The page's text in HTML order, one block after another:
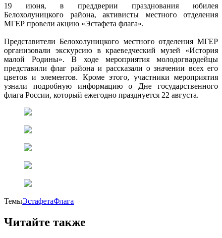
19 июня, в преддверии празднования юбилея
Белохолуницкого района, активисты местного отделения
МГЕР провели акцию «Эстафета флага».
Представители Белохолуницкого местного отделения МГЕР
организовали экскурсию в краеведческий музей «История
малой Родины». В ходе мероприятия молодогвардейцы
представили флаг района и рассказали о значении всех его
цветов и элементов. Кроме этого, участники мероприятия
узнали подробную информацию о Дне государственного
флага России, который ежегодно празднуется 22 августа.
ТемыЭстафетаФлага
Читайте также